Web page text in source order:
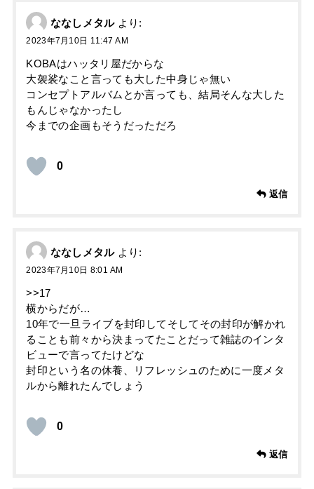
ななしメタル より:
2023年7月10日 11:47 AM
KOBAはハッタリ屋だからな
大袈裟なこと言っても大した中身じゃ無い
コンセプトアルバムとか言っても、結局そんな大した
もんじゃなかったし
今までの企画もそうだっただろ
0
返信
ななしメタル より:
2023年7月10日 8:01 AM
>>17
横からだが…
10年で一旦ライブを封印してそしてその封印が解かれ
ることも前々から決まってたことだって雑誌のインタ
ビューで言ってたけどな
封印という名の休養、リフレッシュのために一度メタ
ルから離れたんでしょう
0
返信